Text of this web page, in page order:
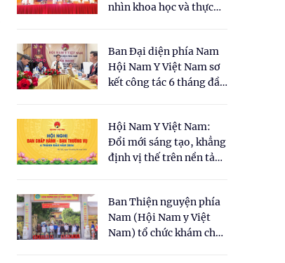
nhìn khoa học và thực
cho Luật Y dược cổ
truyền Việt Nam"
Ban Đại diện phía Nam
Hội Nam Y Việt Nam sơ
kết công tác 6 tháng đầu
Hội Nam Y Việt Nam:
Đổi mới sáng tạo, khẳng
định vị thế trên nền tảng
Ban Thiện nguyện phía
Nam (Hội Nam y Việt
Nam) tổ chức khám chữa